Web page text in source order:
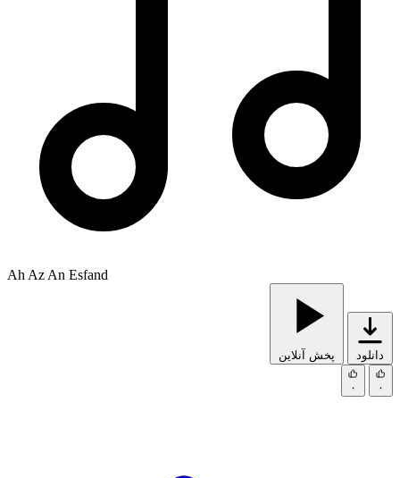
Ah Az An Esfand
دانلود پخش آنلاین
۰ ۰